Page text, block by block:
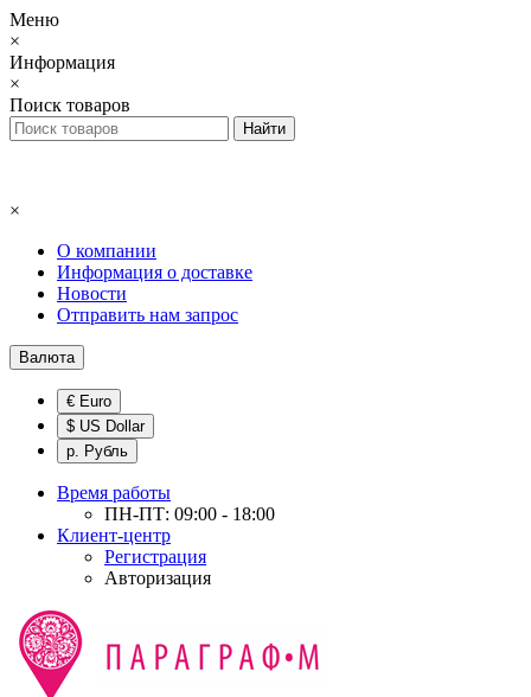
Меню
×
Информация
×
Поиск товаров
×
О компании
Информация о доставке
Новости
Отправить нам запрос
Валюта
€ Euro
$ US Dollar
р. Рубль
Время работы
ПН-ПТ: 09:00 - 18:00
Клиент-центр
Регистрация
Авторизация